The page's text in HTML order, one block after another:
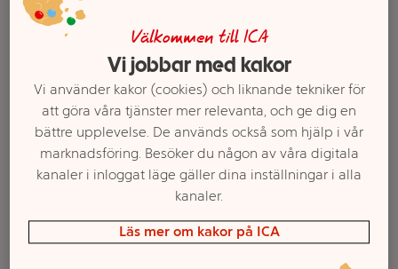
Välkommen till ICA
Vi jobbar med kakor
Vi använder kakor (cookies) och liknande tekniker för
att göra våra tjänster mer relevanta, och ge dig en
bättre upplevelse. De används också som hjälp i vår
marknadsföring. Besöker du någon av våra digitala
kanaler i inloggat läge gäller dina inställningar i alla
kanaler.
Läs mer om kakor på ICA